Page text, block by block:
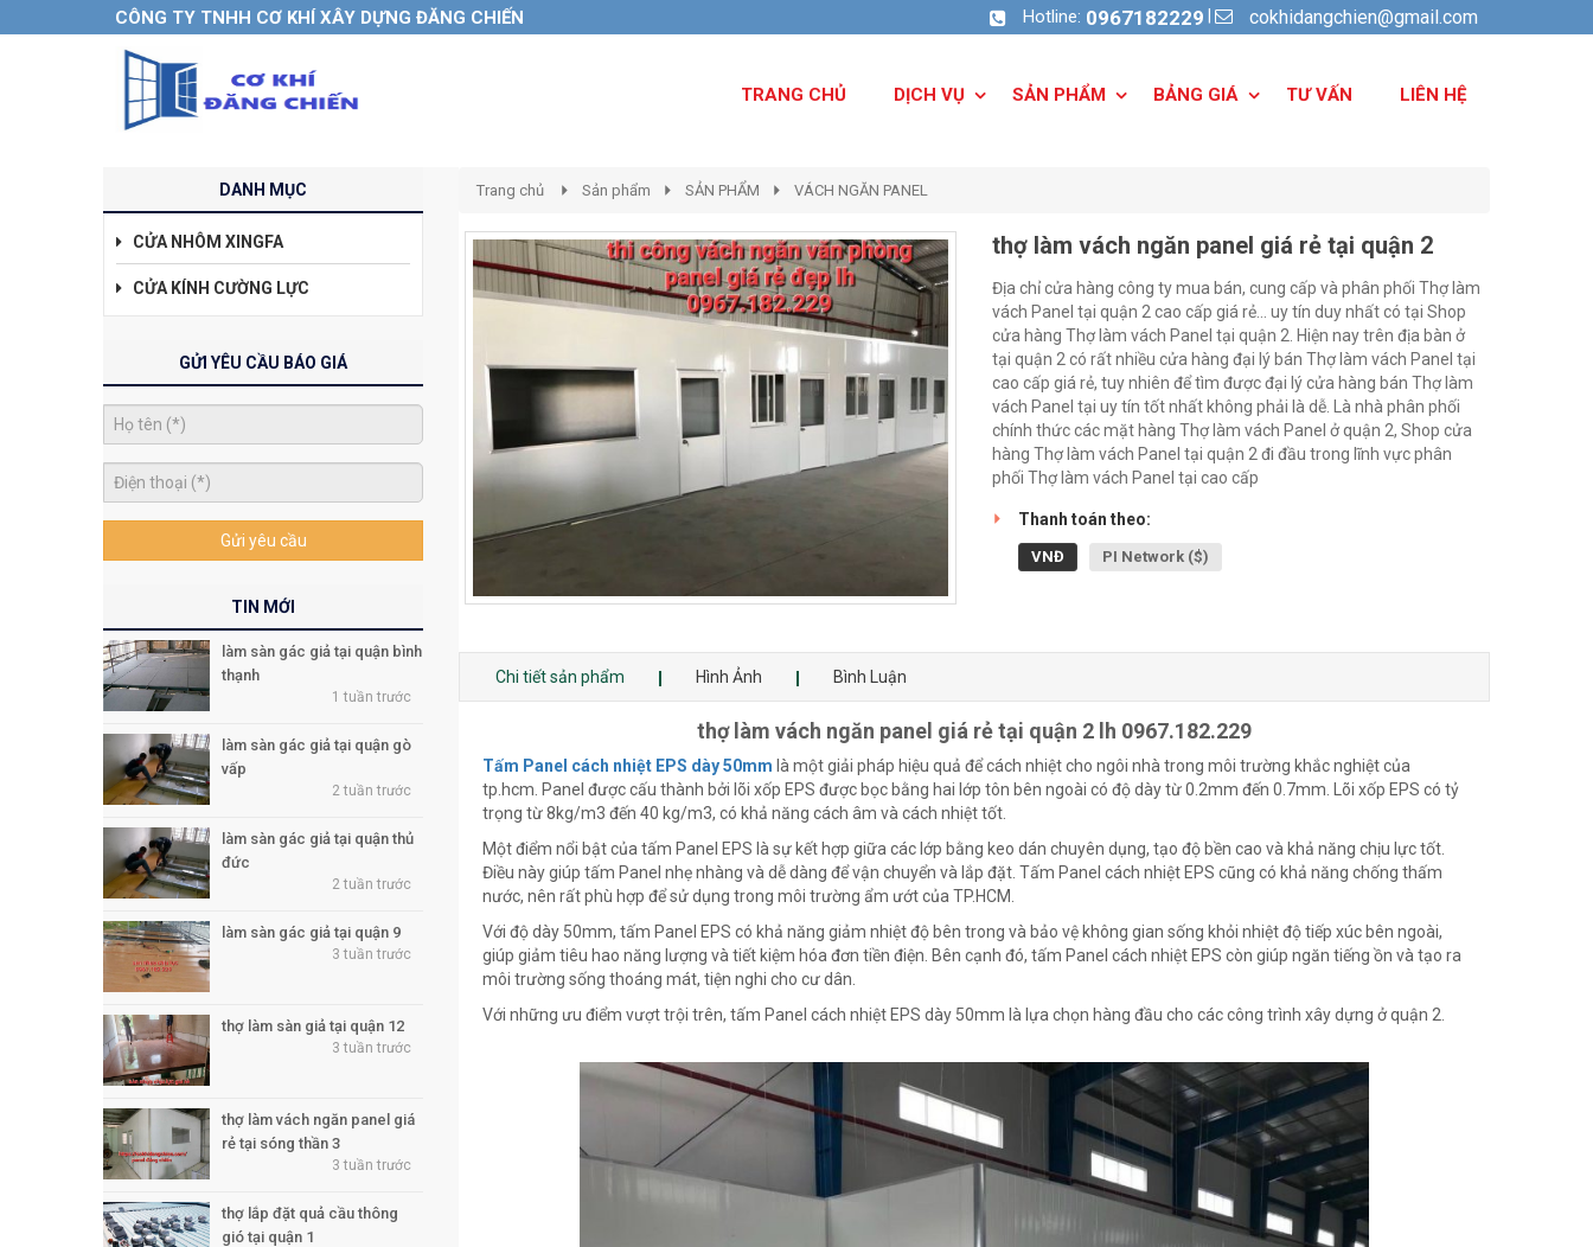
CÔNG TY TNHH CƠ KHÍ XÂY DỰNG ĐĂNG CHIẾN Hotline: 0967182229 cokhidangchien@gmail.com
TRANG CHỦ DỊCH VỤ SẢN PHẨM BẢNG GIÁ TƯ VẤN LIÊN HỆ
DANH MỤC
CỬA NHÔM XINGFA
CỬA KÍNH CƯỜNG LỰC
GỬI YÊU CẦU BÁO GIÁ
Gửi yêu cầu
TIN MỚI
làm sàn gác giả tại quận bình
thạnh
1 tuần trước
làm sàn gác giả tại quận gò
vấp
2 tuần trước
làm sàn gác giả tại quận thủ
đức
2 tuần trước
làm sàn gác giả tại quận 9
3 tuần trước
thợ làm sàn giả tại quận 12
3 tuần trước
thợ làm vách ngăn panel giá
rẻ tại sóng thần 3
3 tuần trước
thợ lắp đặt quả cầu thông
gió tại quận 1
Trang chủ Sản phẩm SẢN PHẨM VÁCH NGĂN PANEL
thợ làm vách ngăn panel giá rẻ tại quận 2
Địa chỉ cửa hàng công ty mua bán, cung cấp và phân phối Thợ làm
vách Panel tại quận 2 cao cấp giá rẻ... uy tín duy nhất có tại Shop
cửa hàng Thợ làm vách Panel tại quận 2. Hiện nay trên địa bàn ở
tại quận 2 có rất nhiều cửa hàng đại lý bán Thợ làm vách Panel tại
cao cấp giá rẻ, tuy nhiên để tìm được đại lý cửa hàng bán Thợ làm
vách Panel tại uy tín tốt nhất không phải là dễ. Là nhà phân phối
chính thức các mặt hàng Thợ làm vách Panel ở quận 2, Shop cửa
hàng Thợ làm vách Panel tại quận 2 đi đầu trong lĩnh vực phân
phối Thợ làm vách Panel tại cao cấp
Thanh toán theo:
VNĐ PI Network ($)
Chi tiết sản phẩm Hình Ảnh Bình Luận
thợ làm vách ngăn panel giá rẻ tại quận 2 lh 0967.182.229
Tấm Panel cách nhiệt EPS dày 50mm là một giải pháp hiệu quả để cách nhiệt cho ngôi nhà trong môi trường khắc nghiệt của
tp.hcm. Panel được cấu thành bởi lõi xốp EPS được bọc bằng hai lớp tôn bên ngoài có độ dày từ 0.2mm đến 0.7mm. Lõi xốp EPS có tỷ
trọng từ 8kg/m3 đến 40 kg/m3, có khả năng cách âm và cách nhiệt tốt.
Một điểm nổi bật của tấm Panel EPS là sự kết hợp giữa các lớp bằng keo dán chuyên dụng, tạo độ bền cao và khả năng chịu lực tốt.
Điều này giúp tấm Panel nhẹ nhàng và dễ dàng để vận chuyển và lắp đặt. Tấm Panel cách nhiệt EPS cũng có khả năng chống thấm
nước, nên rất phù hợp để sử dụng trong môi trường ẩm ướt của TP.HCM.
Với độ dày 50mm, tấm Panel EPS có khả năng giảm nhiệt độ bên trong và bảo vệ không gian sống khỏi nhiệt độ tiếp xúc bên ngoài,
giúp giảm tiêu hao năng lượng và tiết kiệm hóa đơn tiền điện. Bên cạnh đó, tấm Panel cách nhiệt EPS còn giúp ngăn tiếng ồn và tạo ra
môi trường sống thoáng mát, tiện nghi cho cư dân.
Với những ưu điểm vượt trội trên, tấm Panel cách nhiệt EPS dày 50mm là lựa chọn hàng đầu cho các công trình xây dựng ở quận 2.